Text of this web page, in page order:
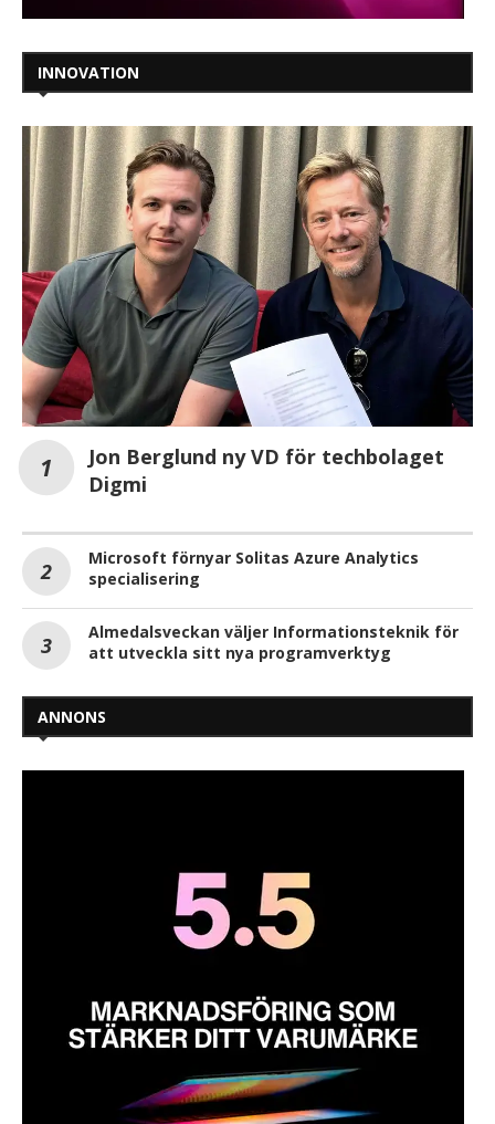
INNOVATION
Jon Berglund ny VD för techbolaget
Digmi
Microsoft förnyar Solitas Azure Analytics
specialisering
Almedalsveckan väljer Informationsteknik för
att utveckla sitt nya programverktyg
ANNONS